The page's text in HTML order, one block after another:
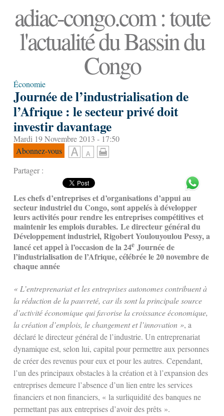
adiac-congo.com : toute
l'actualité du Bassin du
Congo
Économie
Journée de l’industrialisation de
l’Afrique : le secteur privé doit
investir davantage
Mardi 19 Novembre 2013 - 17:50
Abonnez-vous
Partager :
Les chefs d’entreprises et d’organisations d’appui au
secteur industriel du Congo, sont appelés à développer
leurs activités pour rendre les entreprises compétitives et
maintenir les emplois durables. Le directeur général du
Développement industriel, Rigobert Youlouyoulou Pessy, a
lancé cet appel à l’occasion de la 24e Journée de
l’industrialisation de l’Afrique, célébrée le 20 novembre de
chaque année
« L’entreprenariat et les entreprises autonomes contribuent à
la réduction de la pauvreté, car ils sont la principale source
d’activité économique qui favorise la croissance économique,
la création d’emplois, le changement et l’innovation », a
déclaré le directeur général de l’industrie. Un entreprenariat
dynamique est, selon lui, capital pour permettre aux personnes
de créer des revenus pour eux et pour les autres. Cependant,
l’un des principaux obstacles à la création et à l’expansion des
entreprises demeure l’absence d’un lien entre les services
financiers et non financiers, « la surliquidité des banques ne
permettant pas aux entreprises d’avoir des prêts ».